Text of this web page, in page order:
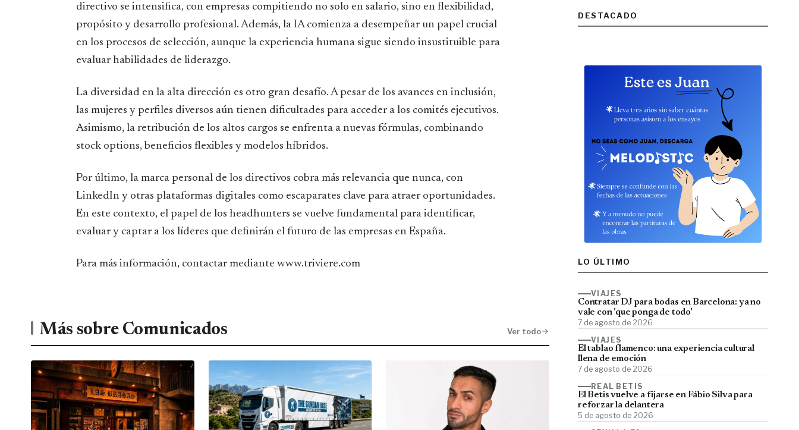
directivo se intensifica, con empresas compitiendo no solo en salario, sino en flexibilidad,
propósito y desarrollo profesional. Además, la IA comienza a desempeñar un papel crucial
en los procesos de selección, aunque la experiencia humana sigue siendo insustituible para
evaluar habilidades de liderazgo.
La diversidad en la alta dirección es otro gran desafío. A pesar de los avances en inclusión,
las mujeres y perfiles diversos aún tienen dificultades para acceder a los comités ejecutivos.
Asimismo, la retribución de los altos cargos se enfrenta a nuevas fórmulas, combinando
stock options, beneficios flexibles y modelos híbridos.
Por último, la marca personal de los directivos cobra más relevancia que nunca, con
LinkedIn y otras plataformas digitales como escaparates clave para atraer oportunidades.
En este contexto, el papel de los headhunters se vuelve fundamental para identificar,
evaluar y captar a los líderes que definirán el futuro de las empresas en España.
Para más información, contactar mediante www.triviere.com
Más sobre Comunicados Ver todo
DESTACADO
LO ÚLTIMO
VIAJES
Contratar DJ para bodas en Barcelona: ya no
vale con 'que ponga de todo'
7 de agosto de 2026
VIAJES
El tablao flamenco: una experiencia cultural
llena de emoción
7 de agosto de 2026
REAL BETIS
El Betis vuelve a fijarse en Fábio Silva para
reforzar la delantera
5 de agosto de 2026